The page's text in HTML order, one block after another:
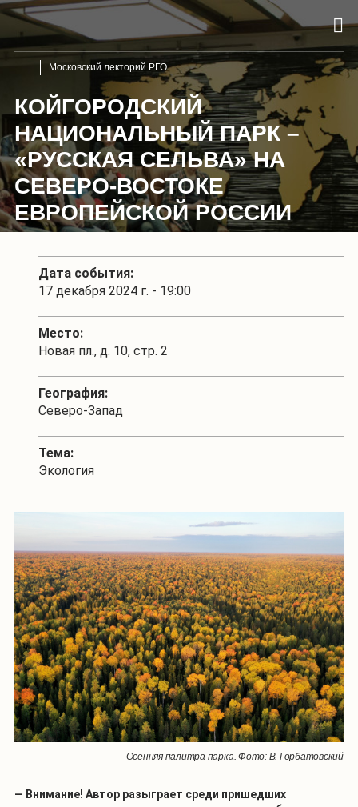
Московский лекторий РГО
КОЙГОРОДСКИЙ
НАЦИОНАЛЬНЫЙ ПАРК –
«РУССКАЯ СЕЛЬВА» НА
СЕВЕРО-ВОСТОКЕ
ЕВРОПЕЙСКОЙ РОССИИ
Дата события:
17 декабря 2024 г. - 19:00
Место:
Новая пл., д. 10, стр. 2
География:
Северо-Запад
Тема:
Экология
Осенняя палитра парка. Фото: В. Горбатовский
— Внимание! Автор разыграет среди пришедших